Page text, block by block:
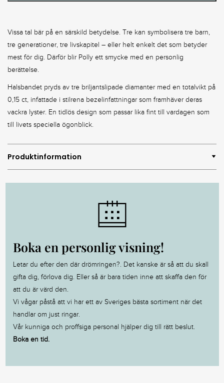
Vissa tal bär på en särskild betydelse. Tre kan symbolisera tre barn,
tre generationer, tre livskapitel – eller helt enkelt det som betyder
mest för dig. Därför blir Polly ett smycke med en personlig
berättelse.
Halsbandet pryds av tre briljantslipade diamanter med en totalvikt på
0,15 ct, infattade i stilrena bezelinfattningar som framhäver deras
vackra lyster. En tidlös design som passar lika fint till vardagen som
till livets speciella ögonblick.
Produktinformation
Boka en personlig visning!
Letar du efter den där drömringen?. Det kanske är så att du skall
gifta dig, förlova dig. Eller så är bara tiden inne att skaffa den för
att du är värd den.
Vi vågar påstå att vi har ett av Sveriges bästa sortiment när det
handlar om just ringar.
Vår kunniga och proffsiga personal hjälper dig till rätt beslut.
Boka en tid.